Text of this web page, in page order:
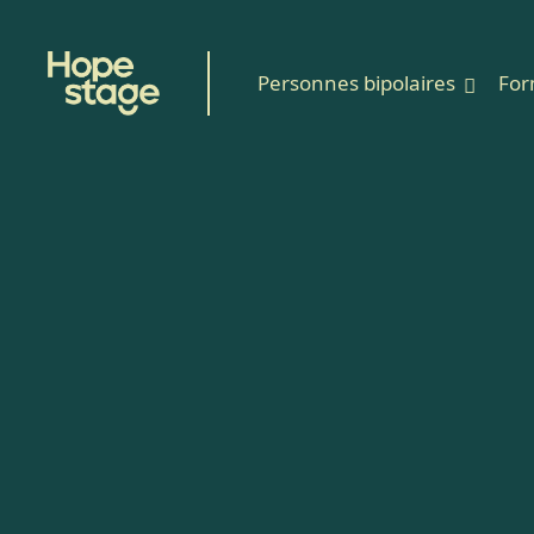
Personnes bipolaires